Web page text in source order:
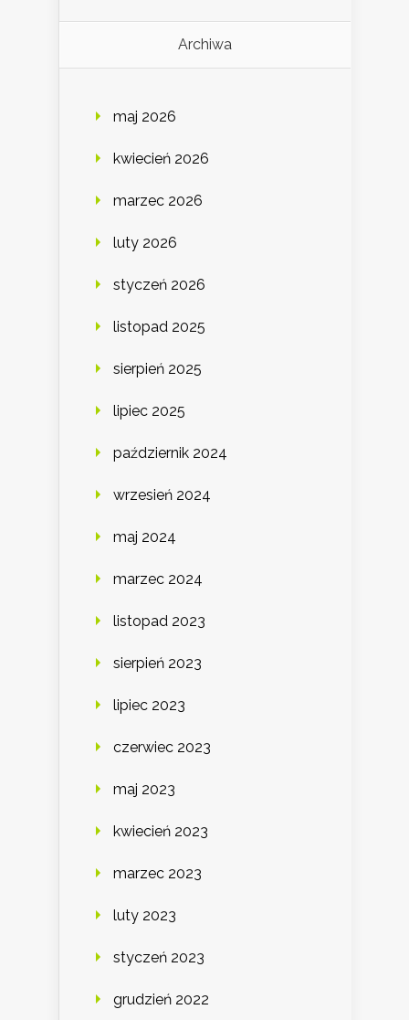
Archiwa
maj 2026
kwiecień 2026
marzec 2026
luty 2026
styczeń 2026
listopad 2025
sierpień 2025
lipiec 2025
październik 2024
wrzesień 2024
maj 2024
marzec 2024
listopad 2023
sierpień 2023
lipiec 2023
czerwiec 2023
maj 2023
kwiecień 2023
marzec 2023
luty 2023
styczeń 2023
grudzień 2022